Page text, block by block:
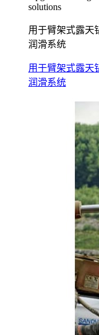
solutions
用于臂架式露天
润滑系统
用于臂架式露天
润滑系统